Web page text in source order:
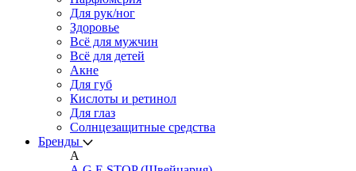
Для рук/ног
Здоровье
Всё для мужчин
Всё для детей
Акне
Для губ
Кислоты и ретинол
Для глаз
Cолнцезащитные средства
Бренды
A